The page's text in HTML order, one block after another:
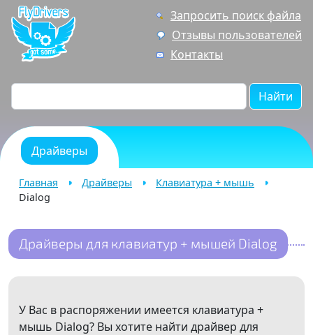
Запросить поиск файла
Отзывы пользователей
Контакты
Найти
Драйверы
Главная Драйверы
Клавиатура + мышь
Dialog
Драйверы для клавиатур + мышей Dialog
У Вас в распоряжении имеется клавиатура +
мышь Dialog? Вы хотите найти драйвер для